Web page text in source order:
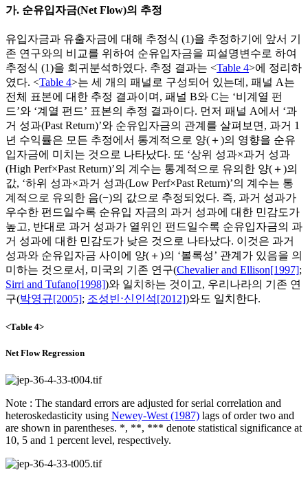
가. 순유입자금(Net Flow)의 추정
유입자금과 유출자금에 대해 추정식 (1)을 추정하기에 앞서 기
존 연구와의 비교를 위하여 순유입자금을 피설명변수로 하여
추정식 (1)을 회귀분석하였다. 추정 결과는 <Table 4>에 정리하
였다. <Table 4>는 세 개의 패널로 구성되어 있는데, 패널 A는
전체 표본에 대한 추정 결과이며, 패널 B와 C는 ‘비계열 펀
드’와 ‘계열 펀드’ 표본의 추정 결과이다. 먼저 패널 A에서 ‘과
거 성과(Past Return)’와 순유입자금의 관계를 살펴보면, 과거 1
년 수익률은 모든 추정에서 통계적으로 양(＋)의 영향을 순유
입자금에 미치는 것으로 나타났다. 또 ‘상위 성과×과거 성과
(High Perf×Past Return)’의 계수는 통계적으로 유의한 양(＋)의
값, ‘하위 성과×과거 성과(Low Perf×Past Return)’의 계수는 통
계적으로 유의한 음(−)의 값으로 추정되었다. 즉, 과거 성과가
우수한 펀드일수록 순유입 자금의 과거 성과에 대한 민감도가
높고, 반대로 과거 성과가 열위인 펀드일수록 순유입자금의 과
거 성과에 대한 민감도가 낮은 것으로 나타났다. 이것은 과거
성과와 순유입자금 사이에 양(＋)의 ‘볼록성’ 관계가 있음을 의
미하는 것으로서, 미국의 기존 연구(Chevalier and Ellison[1997];
Sirri and Tufano[1998])와 일치하는 것이고, 우리나라의 기존 연
구(박영규[2005]; 조성빈⋅신인석[2012])와도 일치한다.
<Table 4>
Net Flow Regression
Note : The standard errors are adjusted for serial correlation and
heteroskedasticity using Newey-West (1987) lags of order two and
are shown in parentheses. *, **, *** denote statistical significance at
10, 5 and 1 percent level, respectively.